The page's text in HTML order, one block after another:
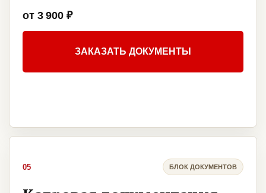
от 3 900 ₽
ЗАКАЗАТЬ ДОКУМЕНТЫ
05 БЛОК ДОКУМЕНТОВ